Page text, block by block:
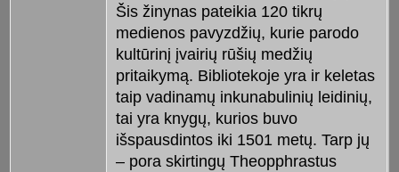
Šis žinynas pateikia 120 tikrų
medienos pavyzdžių, kurie parodo
kultūrinį įvairių rūšių medžių
pritaikymą. Bibliotekoje yra ir keletas
taip vadinamų inkunabulinių leidinių,
tai yra knygų, kurios buvo
išspausdintos iki 1501 metų. Tarp jų
– pora skirtingų Theopphrastus